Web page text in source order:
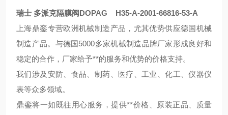
瑞士 多派克隔膜阀DOPAG H35-A-2001-66816-53-A
上海鼎銮专营欧洲机械制造产品，尤其优势供应德国机械
制造产品。与德国5000多家机械制造品牌厂家形成良好和
稳定的合作，厂家给予**的服务和优势的价格支持。
我们涉及安防、食品、制药、医疗、工业、化工、仪器仪
表等众多领域。
鼎銮将一如既往用心服务，提供**价格、原装正品、质量